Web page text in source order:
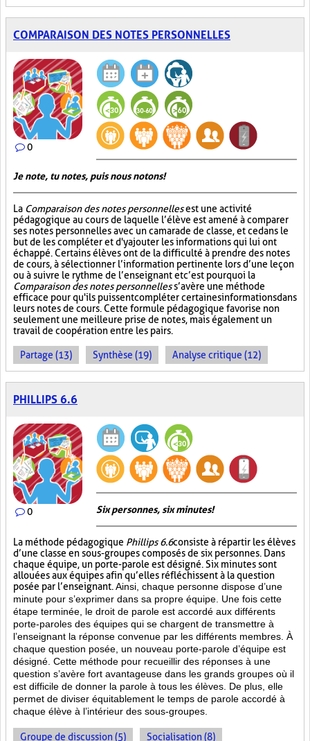
COMPARAISON DES NOTES PERSONNELLES
0
Je note, tu notes, puis nous notons!
La Comparaison des notes personnellesest une activité
pédagogique au cours de laquelle l’élève est amené à comparer
ses notes personnelles avec un camarade de classe, et ce dans le
but de les compléter et d'y ajouter les informations qui lui ont
échappé. Certains élèves ont de la difficulté à prendre des notes
de cours, à sélectionner l’information pertinente lors d’une leçon
ou à suivre le rythme de l’enseignant et c’est pourquoi la
Comparaison des notes personnelless’avère une méthode
efficace pour qu'ils puissent compléter certaines informations dans
leurs notes de cours. Cette formule pédagogique favorise non
seulement une meilleure prise de notes, mais également un
travail de coopération entre les pairs.
Partage (13) Synthèse (19) Analyse critique (12)
PHILLIPS 6.6
0 Six personnes, six minutes!
La méthode pédagogique Phillips 6.6consiste à répartir les élèves
d’une classe en sous-groupes composés de six personnes. Dans
chaque équipe, un porte-parole est désigné. Six minutes sont
allouées aux équipes afin qu’elles réfléchissent à la question
posée par l’enseignant. Ainsi, chaque personne dispose d’une
minute pour s’exprimer dans sa propre équipe. Une fois cette
étape terminée, le droit de parole est accordé aux différents
porte-paroles des équipes qui se chargent de transmettre à
l’enseignant la réponse convenue par les différents membres. À
chaque question posée, un nouveau porte-parole d’équipe est
désigné. Cette méthode pour recueillir des réponses à une
question s’avère fort avantageuse dans les grands groupes où il
est difficile de donner la parole à tous les élèves. De plus, elle
permet de diviser équitablement le temps de parole accordé à
chaque élève à l’intérieur des sous-groupes.
Groupe de discussion (5) Socialisation (8)